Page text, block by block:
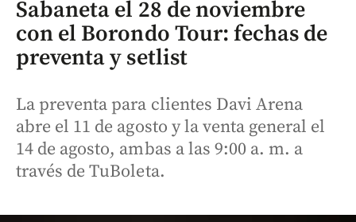
Sabaneta el 28 de noviembre
con el Borondo Tour: fechas de
preventa y setlist
La preventa para clientes Davi Arena
abre el 11 de agosto y la venta general el
14 de agosto, ambas a las 9:00 a. m. a
través de TuBoleta.